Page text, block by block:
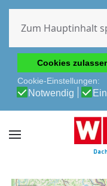
Erfahrung auf
Cookie-Richtlinie
Cookies
Cookie-Einstellungen:
Notwendig
Zum Hauptinhalt